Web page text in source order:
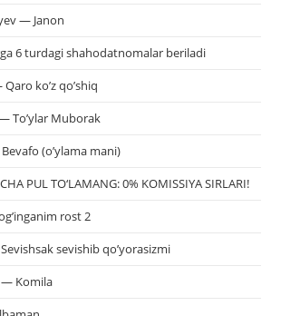
— Janon
6 turdagi shahodatnomalar beriladi
ko’z qo’shiq
To’ylar Muborak
(o’ylama mani)
PUL TO‘LAMANG: 0% KOMISSIYA SIRLARI!
rost 2
sevishib qo’yorasizmi
— Komila